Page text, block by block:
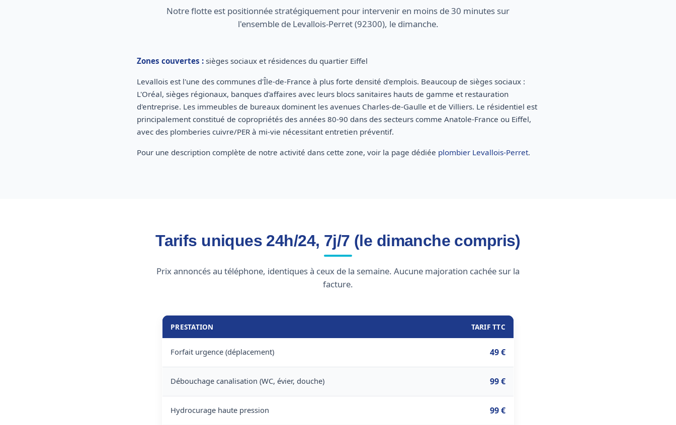
Notre flotte est positionnée stratégiquement pour intervenir en moins de 30 minutes sur
l'ensemble de Levallois-Perret (92300), le dimanche.
Zones couvertes : sièges sociaux et résidences du quartier Eiffel
Levallois est l'une des communes d'Île-de-France à plus forte densité d'emplois. Beaucoup de sièges sociaux :
L'Oréal, sièges régionaux, banques d'affaires avec leurs blocs sanitaires hauts de gamme et restauration
d'entreprise. Les immeubles de bureaux dominent les avenues Charles-de-Gaulle et de Villiers. Le résidentiel est
principalement constitué de copropriétés des années 80-90 dans des secteurs comme Anatole-France ou Eiffel,
avec des plomberies cuivre/PER à mi-vie nécessitant entretien préventif.
Pour une description complète de notre activité dans cette zone, voir la page dédiée plombier Levallois-Perret.
Tarifs uniques 24h/24, 7j/7 (le dimanche compris)
Prix annoncés au téléphone, identiques à ceux de la semaine. Aucune majoration cachée sur la
facture.
PRESTATION TARIF TTC
Forfait urgence (déplacement) 49 €
Débouchage canalisation (WC, évier, douche) 99 €
Hydrocurage haute pression 99 €